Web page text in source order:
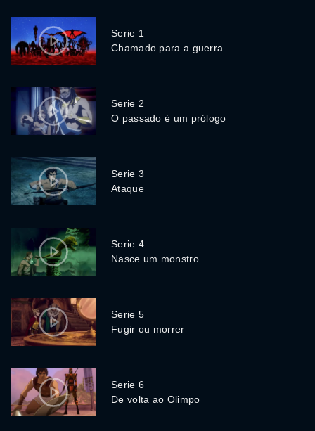
Serie 1
Chamado para a guerra
Serie 2
O passado é um prólogo
Serie 3
Ataque
Serie 4
Nasce um monstro
Serie 5
Fugir ou morrer
Serie 6
De volta ao Olimpo